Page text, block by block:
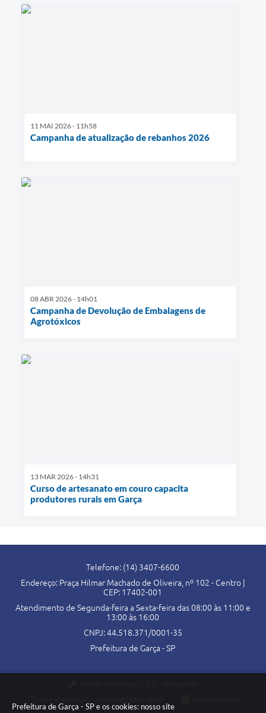
Prefeitura de Garça - SP e os cookies: nosso site
11 MAI 2026 - 11h58
Campanha de atualização de rebanhos 2026
08 ABR 2026 - 14h01
Campanha de Devolução de Embalagens de
Agrotóxicos
13 MAR 2026 - 14h31
Curso de artesanato em couro capacita
produtores rurais em Garça
Telefone: (14) 3407-6600
Endereço: Praça Hilmar Machado de Oliveira, nº 102 - Centro |
CEP: 17402-001
Atendimento de Segunda-feira a Sexta-feira das 08:00 às 11:00 e
13:00 às 16:00
CNPJ: 44.518.371/0001-35
Prefeitura de Garça - SP